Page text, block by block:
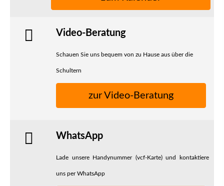
Video-Beratung
Schauen Sie uns bequem von zu Hause aus über die
Schultern
zur Video-Beratung
WhatsApp
Lade unsere Handynummer (vcf-Karte) und kontaktiere
uns per WhatsApp